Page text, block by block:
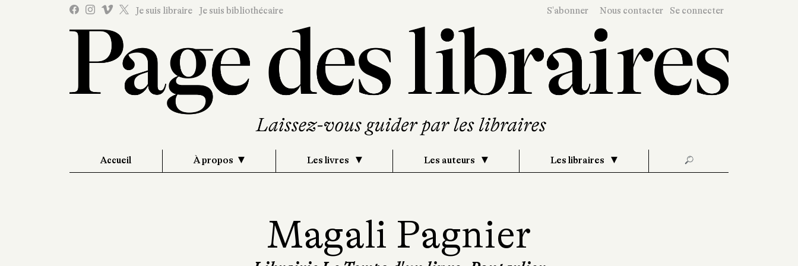
Je suis libraire Je suis bibliothécaire S'abonner Nous contacter Se connecter
Accueil À propos Les livres Les auteurs Les libraires 🔎
Magali Pagnier